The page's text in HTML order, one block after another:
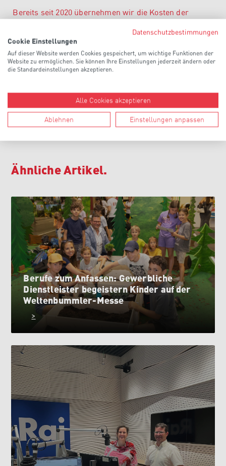
Bereits seit 2020 übernehmen wir die Kosten der
Forstunternehmer. Die kostenlose Erstaustattung
kannst du unter Angabe der benötigten Größe jederzeit
bei unserer Geschäftsstelle anfordern und dich beraten
lassen.
Unser Gutscheinheft kannst du auchhier downloaden
#bettertogether: Gut beraten in der Fachgruppe
Ähnliche Artikel.
Berufe zum Anfassen: Gewerbliche
Dienstleister begeistern Kinder auf der
Weltenbummler-Messe
>
Datenschutzbestimmungen
Cookie Einstellungen
Auf dieser Website werden Cookies gespeichert, um wichtige Funktionen der
Website zu ermöglichen. Sie können Ihre Einstellungen jederzeit ändern oder
die Standardeinstellungen akzeptieren.
Alle Cookies akzeptieren
Ablehnen Einstellungen anpassen